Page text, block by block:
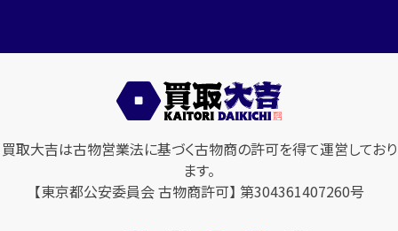
買取大吉は古物営業法に基づく古物商の許可を得て運営しており
ます。
【東京都公安委員会 古物商許可】 第304361407260号